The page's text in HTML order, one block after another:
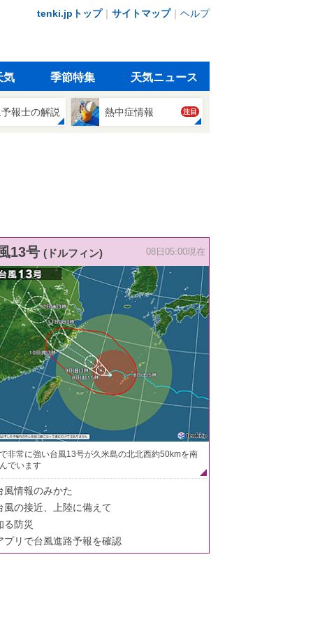
tenki.jpトップ｜ サイトマップ｜ ヘルプ
気 季節特集 天気ニュース
報士の解説 熱中症情報 注目
13号 (ドルフィン) 08日05:00現在
非常に強い台風13号が久米島の北北西約50kmを南
でいます
風情報のみかた
風の接近、上陸に備えて
る防災
プリで台風進路予報を確認